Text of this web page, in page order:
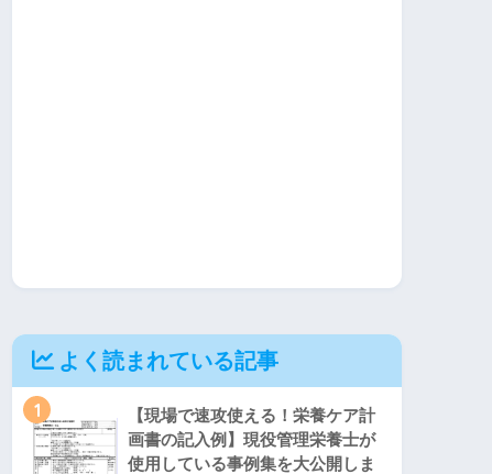
よく読まれている記事
1
【現場で速攻使える！栄養ケア計
画書の記入例】現役管理栄養士が
使用している事例集を大公開しま